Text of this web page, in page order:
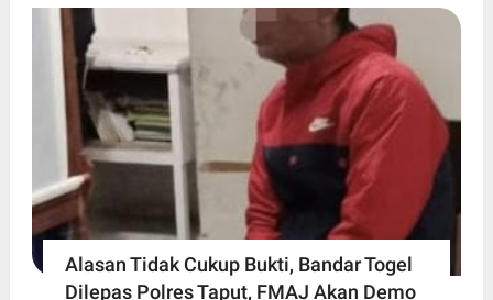
Alasan Tidak Cukup Bukti, Bandar Togel
Dilepas Polres Taput, FMAJ Akan Demo